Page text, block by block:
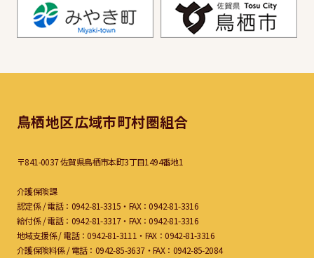
鳥栖地区広域市町村圏組合
〒841-0037 佐賀県鳥栖市本町3丁目1494番地1
介護保険課
認定係 /電話：0942-81-3315・FAX：0942-81-3316
給付係 /電話：0942-81-3317・FAX：0942-81-3316
地域支援係 /電話：0942-81-3111・FAX：0942-81-3316
介護保険料係 /電話：0942-85-3637・FAX：0942-85-2084